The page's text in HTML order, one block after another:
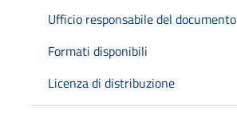
Ufficio responsabile del documento
Formati disponibili
Licenza di distribuzione